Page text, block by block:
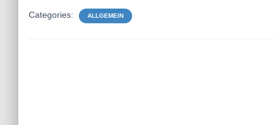
Categories: ALLGEMEIN